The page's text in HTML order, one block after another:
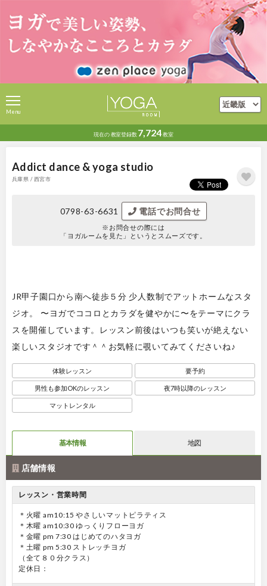
現在の教室登録数 7,724教室
Menu
Addict dance & yoga studio
兵庫県 / 西宮市
0798-63-6631 電話でお問合せ
※お問合せの際には
「ヨガルームを見た」というとスムーズです。
JR甲子園口から南へ徒歩５分 少人数制でアットホームなスタ
ジオ。 〜ヨガでココロとカラダを健やかに〜をテーマにクラ
スを開催しています。レッスン前後はいつも笑いが絶えない
楽しいスタジオです＾＾お気軽に覗いてみてくださいね♪
体験レッスン 要予約
男性も参加OKのレッスン 夜7時以降のレッスン
マットレンタル
基本情報 地図
店舗情報
レッスン・営業時間
＊火曜 am10:15 やさしいマットピラティス
＊木曜 am10:30 ゆっくりフローヨガ
＊金曜 pm 7:30 はじめてのハタヨガ
＊土曜 pm 5:30 ストレッチヨガ
（全て８０分クラス）
定休日：